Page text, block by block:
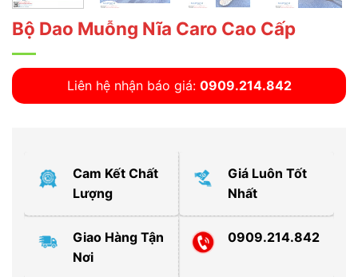
Bộ Dao Muỗng Nĩa Caro Cao Cấp
Liên hệ nhận báo giá: 0909.214.842
Cam Kết Chất
Lượng
Giá Luôn Tốt
Nhất
Giao Hàng Tận
Nơi
0909.214.842